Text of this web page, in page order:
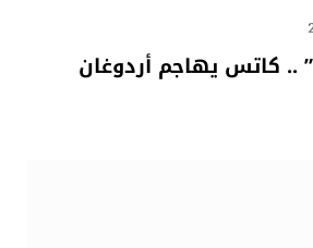
.. كاتس يهاجم أردوغان